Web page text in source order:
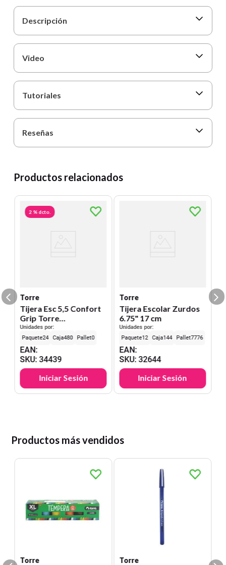
Descripción
Video
Tutoriales
Reseñas
Productos relacionados
2 %dcto.
Torre
Tijera Esc 5,5 Confort
Grip Torre
Ambidiestro
Unidades por:
24
480 0
EAN:
SKU:34439
Iniciar Sesión
Torre
Tijera Escolar Zurdos
6.75" 17 cm
Unidades por:
12
144 7776
EAN:
SKU:32644
Iniciar Sesión
Productos más vendidos
Torre Torre